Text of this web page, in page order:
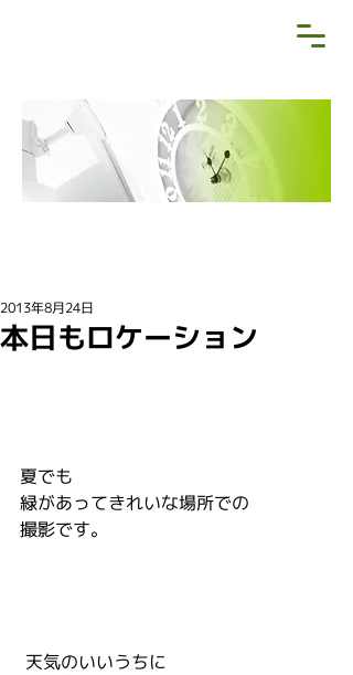
本日もロケーション
2013年8月24日
夏でも
緑があってきれいな場所での
撮影です。
天気のいいうちに